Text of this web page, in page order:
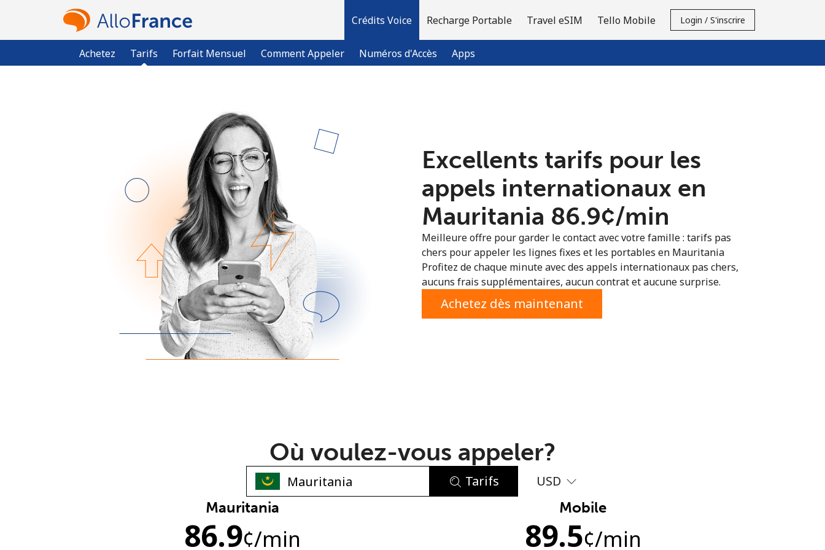
Crédits Voice
Achetez Tarifs Forfait Mensuel Comment Appeler Numéros d'Accès Apps
Recharge Portable Travel eSIM Tello Mobile Login / S'inscrire
Vous avez déjà un compte?Connectez-vous →
S'enregistrer avec
Une lettre majuscule et une lettre minuscule
Excellents tarifs pour les
appels internationaux en
Mauritania ⁦86.9¢⁩/min
Meilleure offre pour garder le contact avec votre famille : tarifs pas
chers pour appeler les lignes fixes et les portables en Mauritania
Profitez de chaque minute avec des appels internationaux pas chers,
aucuns frais supplémentaires, aucun contrat et aucune surprise.
Achetez dès maintenant
Où voulez-vous appeler?
Tarifs USD
Mauritania
86.9¢/min
Mobile
89.5¢/min